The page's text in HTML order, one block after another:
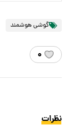
گوشی هوشمند
۰
نظرات